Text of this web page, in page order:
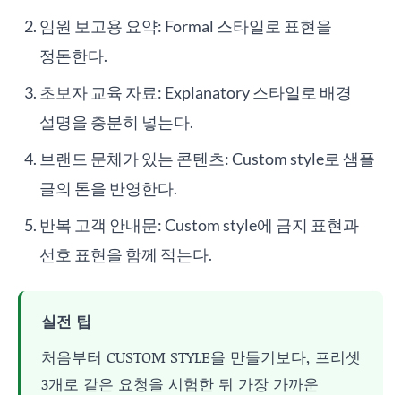
임원 보고용 요약: Formal 스타일로 표현을
정돈한다.
초보자 교육 자료: Explanatory 스타일로 배경
설명을 충분히 넣는다.
브랜드 문체가 있는 콘텐츠: Custom style로 샘플
글의 톤을 반영한다.
반복 고객 안내문: Custom style에 금지 표현과
선호 표현을 함께 적는다.
실전 팁
처음부터 CUSTOM STYLE을 만들기보다, 프리셋
3개로 같은 요청을 시험한 뒤 가장 가까운